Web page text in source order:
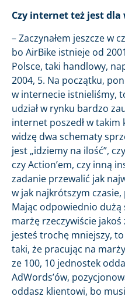
Czy internet też jest dla
– Zaczynałem jeszcze w
bo AirBike istnieje od
Polsce, taki handlowy,
2004, 5. Na początku,
w internecie istnieliśmy,
udział w rynku bardzo
internet poszedł w takim
widzę dwa schematy
jest „idziemy na ilość”,
czy Action’em, czy inną
zadanie przewalić jak
w jak najkrótszym
Mając odpowiednio dużą
marżę rzeczywiście jakoś
jesteś trochę mniejszy,
taki, że pracując na
ze 100, 10 jednostek
AdWords’ów,
oddasz klientowi, bo